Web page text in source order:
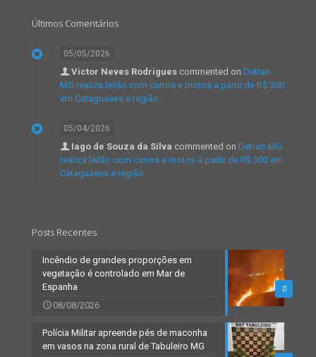
Últimos Comentários
05/05/2026
Victor Neves Rodrigues commented on Detran-
MG realiza leilão com carros e motos a partir de R$ 300
em Cataguases e região.
05/04/2026
Iago de Souza da Silva commented on Detran-MG
realiza leilão com carros e motos a partir de R$ 300 em
Cataguases e região.
Posts Recentes
0
Incêndio de grandes proporções em
vegetação é controlado em Mar de
Espanha
08/08/2026
Polícia Militar apreende pés de maconha
em vasos na zona rural de Tabuleiro MG